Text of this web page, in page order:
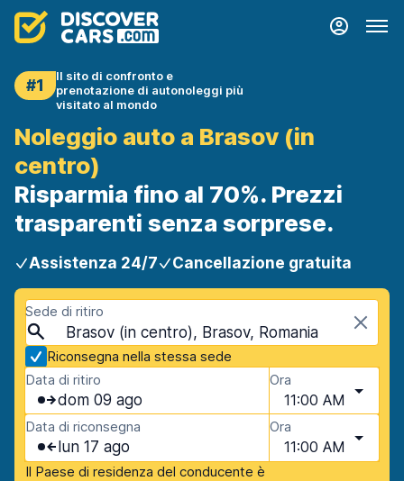
#1
Il sito di confronto e
prenotazione di autonoleggi più
visitato al mondo
Noleggio auto a Brasov (in
centro)
Risparmia fino al 70%. Prezzi
trasparenti senza sorprese.
Assistenza 24/7 Cancellazione gratuita
Sede di ritiro
Brasov (in centro), Brasov, Romania
Riconsegna nella stessa sede
Data di ritiro
dom 09 ago
Ora
11:00 AM
Data di riconsegna
lun 17 ago
Ora
11:00 AM
Il Paese di residenza del conducente è